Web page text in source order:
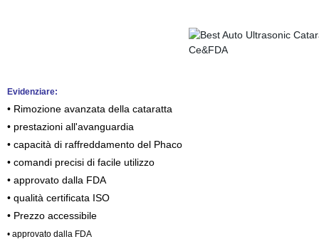
Evidenziare:
• Rimozione avanzata della cataratta
• prestazioni all'avanguardia
• capacità di raffreddamento del Phaco
• comandi precisi di facile utilizzo
• approvato dalla FDA
• qualità certificata ISO
• Prezzo accessibile
• approvato dalla FDA